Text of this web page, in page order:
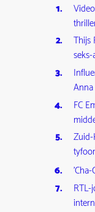
Thijs
Anna
FC